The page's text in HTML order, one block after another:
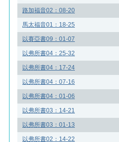
路加福音02：08-20
馬太福音01：18-25
以賽亞書09：01-07
以弗所書04：25-32
以弗所書04：17-24
以弗所書04：07-16
以弗所書04：01-06
以弗所書03：14-21
以弗所書03：01-13
以弗所書02：14-22